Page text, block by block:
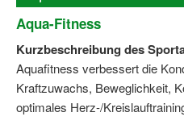
Aqua-Fitness
Kurzbeschreibung des
Aquafitness verbessert die
Kraftzuwachs, Beweglichkeit,
optimales Herz-/